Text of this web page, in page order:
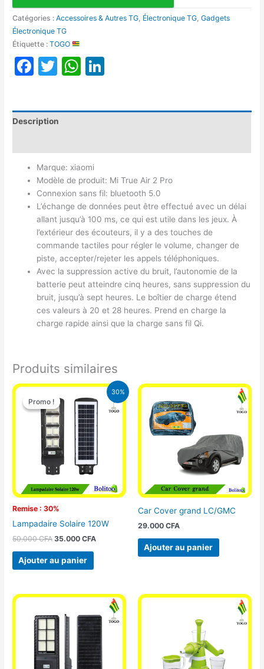
Catégories :Accessoires & Autres TG Électronique TG ,Gadgets
Électronique TG
Étiquette :TOGO
Facebook
TwitterWhatsApp
Description
Marque: xiaomi
Modèle de produit: Mi True Air 2 Pro
Connexion sans fil: bluetooth 5.0
L’échange de données peut être effectué avec un délai
allant jusqu’à 100 ms, ce qui est utile dans les jeux. À
l’extérieur des écouteurs, il y a des touches de
commande tactiles pour régler le volume, changer de
piste, accepter/rejeter les appels téléphoniques.
Avec la suppression active du bruit, l’autonomie de la
batterie peut atteindre cinq heures, sans suppression du
bruit, jusqu’à sept heures. Le boîtier de charge étend
ces valeurs à 20 et 28 heures. Prend en charge la
charge rapide ainsi que la charge sans fil Qi.
Produits similaires
30%
Promo !
Remise : 30%
Promo !
Lampadaire Solaire 120W
50.000CFA
Le
prix
initial
était :
50.000 CFA.
35.000CFA
Le
prix
actuel
est :
35.000 CFA.
Ajouter au panier
Car Cover grand LC/GMC
29.000 CFA
Ajouter au panier